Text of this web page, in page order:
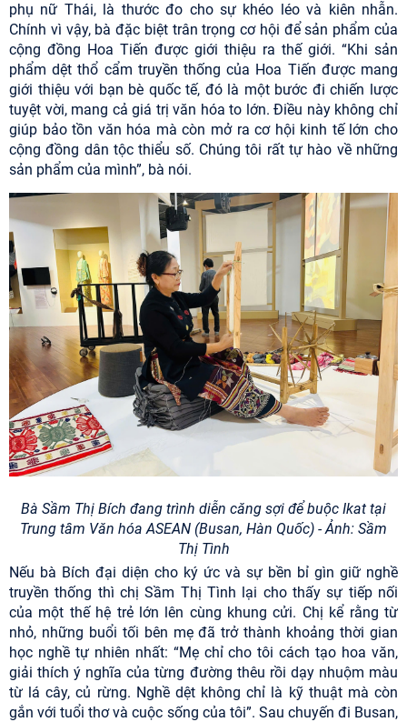
phụ nữ Thái, là thước đo cho sự khéo léo và kiên nhẫn.
Chính vì vậy, bà đặc biệt trân trọng cơ hội để sản phẩm của
cộng đồng Hoa Tiến được giới thiệu ra thế giới. “Khi sản
phẩm dệt thổ cẩm truyền thống của Hoa Tiến được mang
giới thiệu với bạn bè quốc tế, đó là một bước đi chiến lược
tuyệt vời, mang cả giá trị văn hóa to lớn. Điều này không chỉ
giúp bảo tồn văn hóa mà còn mở ra cơ hội kinh tế lớn cho
cộng đồng dân tộc thiểu số. Chúng tôi rất tự hào về những
sản phẩm của mình”, bà nói.
Bà Sầm Thị Bích đang trình diễn căng sợi để buộc Ikat tại
Trung tâm Văn hóa ASEAN (Busan, Hàn Quốc) - Ảnh: Sầm
Thị Tình
Nếu bà Bích đại diện cho ký ức và sự bền bỉ gìn giữ nghề
truyền thống thì chị Sầm Thị Tình lại cho thấy sự tiếp nối
của một thế hệ trẻ lớn lên cùng khung cửi. Chị kể rằng từ
nhỏ, những buổi tối bên mẹ đã trở thành khoảng thời gian
học nghề tự nhiên nhất: “Mẹ chỉ cho tôi cách tạo hoa văn,
giải thích ý nghĩa của từng đường thêu rồi dạy nhuộm màu
từ lá cây, củ rừng. Nghề dệt không chỉ là kỹ thuật mà còn
gắn với tuổi thơ và cuộc sống của tôi”. Sau chuyến đi Busan,